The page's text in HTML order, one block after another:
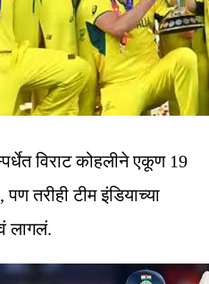
विराट कोहलीने एकूण 19
तरीही टीम इंडियाच्या
लागलं.